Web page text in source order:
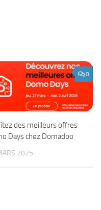
0
des meilleurs offres
Days chez Domadoo
2025